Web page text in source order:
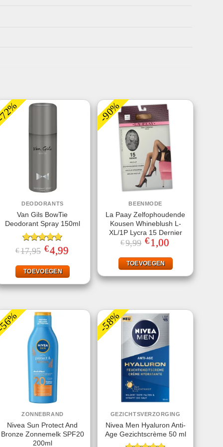
DEODORANTS
Van Gils BowTie
Deodorant Spray 150ml
Gewaardeerd
5.00 uit 5
€17,95 Oorspronkelijke
prijs
€17,95.
€4,99Huidige
€4,99.
TOEVOEGEN
-90%
BEENMODE
La Paay Zelfophoudende
Kousen Whineblush L-
XL/1P Lycra 15 Dernier
€9,99 Oorspronkelijke
prijs
€9,99.
€ 1,00Huidige
€1,00.
TOEVOEGEN
ZONNEBRAND
Nivea Sun Protect And
Bronze Zonnemelk SPF20
200ml
-58%
GEZICHTSVERZORGING
Nivea Men Hyaluron Anti-
Age Gezichtscrème 50 ml